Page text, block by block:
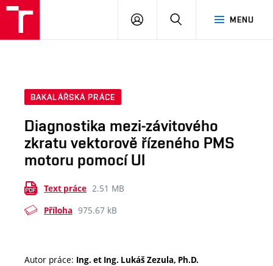
MENU
PŘIHLÁSIT
BAKALÁŘSKÁ PRÁCE
Diagnostika mezi-závitového
zkratu vektorově řízeného PMS
motoru pomocí UI
Text práce 2.51 MB
Příloha 975.67 kB
Autor práce: Ing. et Ing. Lukáš Zezula, Ph.D.